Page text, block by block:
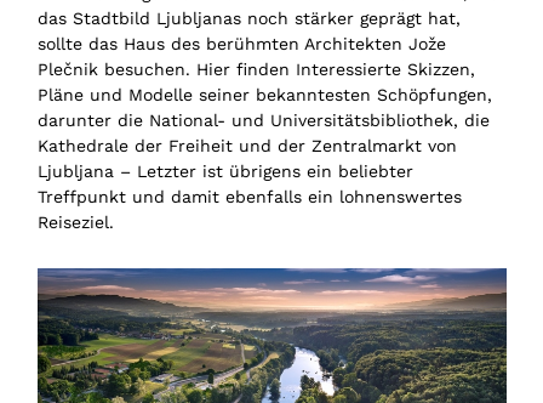
das Stadtbild Ljubljanas noch stärker geprägt hat,
sollte das Haus des berühmten Architekten Jože
Plečnik besuchen. Hier finden Interessierte Skizzen,
Pläne und Modelle seiner bekanntesten Schöpfungen,
darunter die National- und Universitätsbibliothek, die
Kathedrale der Freiheit und der Zentralmarkt von
Ljubljana – Letzter ist übrigens ein beliebter
Treffpunkt und damit ebenfalls ein lohnenswertes
Reiseziel.